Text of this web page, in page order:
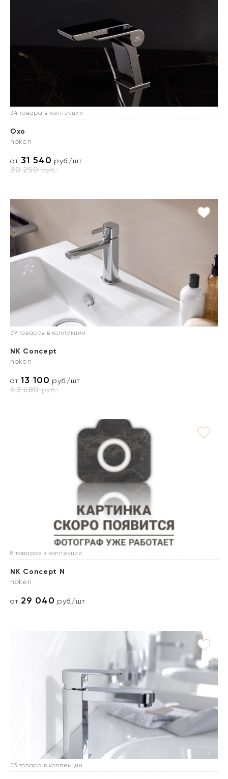
34 товара в коллекции
Oxo
noken
от31 540 руб./шт
30 250руб.
39 товаров в коллекции
NK Concept
noken
от13 100 руб./шт
43 680руб.
8 товаров в коллекции
NK Concept N
noken
от 29 040 руб./шт
53 товара в коллекции